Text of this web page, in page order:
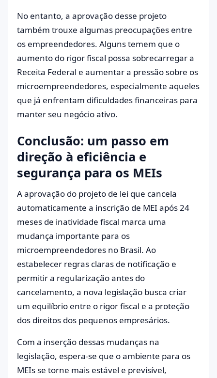
No entanto, a aprovação desse projeto
também trouxe algumas preocupações entre
os empreendedores. Alguns temem que o
aumento do rigor fiscal possa sobrecarregar a
Receita Federal e aumentar a pressão sobre os
microempreendedores, especialmente aqueles
que já enfrentam dificuldades financeiras para
manter seu negócio ativo.
Conclusão: um passo em
direção à eficiência e
segurança para os MEIs
A aprovação do projeto de lei que cancela
automaticamente a inscrição de MEI após 24
meses de inatividade fiscal marca uma
mudança importante para os
microempreendedores no Brasil. Ao
estabelecer regras claras de notificação e
permitir a regularização antes do
cancelamento, a nova legislação busca criar
um equilíbrio entre o rigor fiscal e a proteção
dos direitos dos pequenos empresários.
Com a inserção dessas mudanças na
legislação, espera-se que o ambiente para os
MEIs se torne mais estável e previsível,